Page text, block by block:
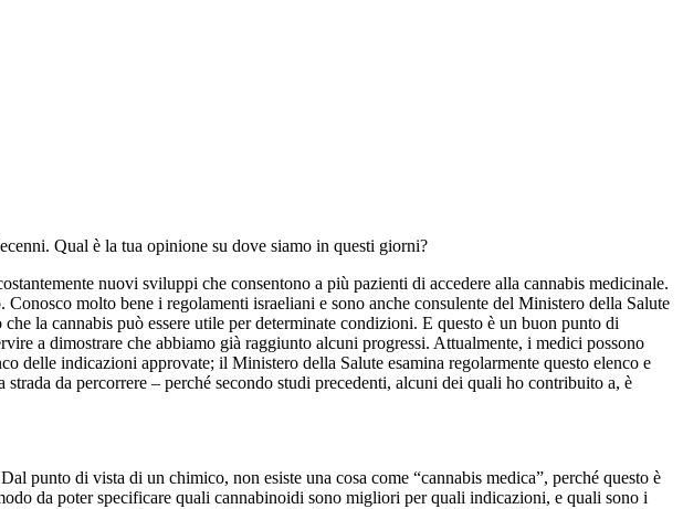
Qual è la tua opinione su dove siamo in questi giorni?
nuovi sviluppi che consentono a più pazienti di accedere alla cannabis medicinale.
molto bene i regolamenti israeliani e sono anche consulente del Ministero della Salute
la cannabis può essere utile per determinate condizioni. E questo è un buon punto di
a dimostrare che abbiamo già raggiunto alcuni progressi. Attualmente, i medici possono
delle indicazioni approvate; il Ministero della Salute esamina regolarmente questo elenco e
da percorrere – perché secondo studi precedenti, alcuni dei quali ho contribuito a, è
punto di vista di un chimico, non esiste una cosa come “cannabis medica”, perché questo è
da poter specificare quali cannabinoidi sono migliori per quali indicazioni, e quali sono i